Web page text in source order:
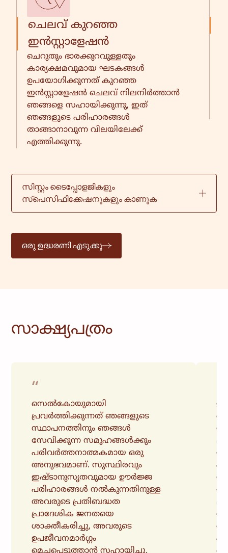
ചെലവ് കുറഞ്ഞ
ഇൻസ്റ്റാളേഷൻ
ചെറുതും ഭാരക്കുറവുള്ളതും
കാര്യക്ഷമവുമായ ഘടകങ്ങൾ
ഉപയോഗിക്കുന്നത് കുറഞ്ഞ
ഇൻസ്റ്റാളേഷൻ ചെലവ് നിലനിർത്താൻ
ഞങ്ങളെ സഹായിക്കുന്നു, ഇത്
ഞങ്ങളുടെ പരിഹാരങ്ങൾ
താങ്ങാനാവുന്ന വിലയിലേക്ക്
എത്തിക്കുന്നു.
സിസ്റ്റം ടൈപ്പോളജികളും
സ്പെസിഫിക്കേഷനുകളും കാണുക
ഒരു ഉദ്ധരണി എടുക്കൂ
സാക്ഷ്യപത്രം
“
സെൽകോയുമായി
പ്രവർത്തിക്കുന്നത് ഞങ്ങളുടെ
സ്ഥാപനത്തിനും ഞങ്ങൾ
സേവിക്കുന്ന സമൂഹങ്ങൾക്കും
പരിവർത്തനാത്മകമായ ഒരു
അനുഭവമാണ്. സുസ്ഥിരവും
ഇഷ്ടാനുസൃതവുമായ ഊർജ്ജ
പരിഹാരങ്ങൾ നൽകുന്നതിനുള്ള
അവരുടെ പ്രതിബദ്ധത
പ്രാദേശിക ജനതയെ
ശാക്തീകരിച്ചു, അവരുടെ
ഉപജീവനമാർഗ്ഗം